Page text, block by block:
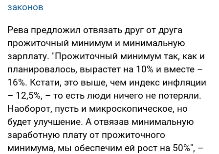
законов
Рева предложил отвязать друг от друга
прожиточный минимум и минимальную
зарплату. "Прожиточный минимум так, как и
планировалось, вырастет на 10% и вместе –
16%. Кстати, это выше, чем индекс инфляции
– 12,5%, – то есть люди ничего не потеряли.
Наоборот, пусть и микроскопическое, но
будет улучшение. А отвязав минимальную
заработную плату от прожиточного
минимума, мы обеспечим ей рост на 50%", –